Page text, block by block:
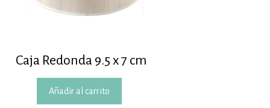
Caja Redonda 9.5 x 7 cm
Añadir al carrito